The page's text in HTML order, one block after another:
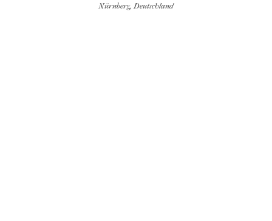
Nürnberg, Deutschland